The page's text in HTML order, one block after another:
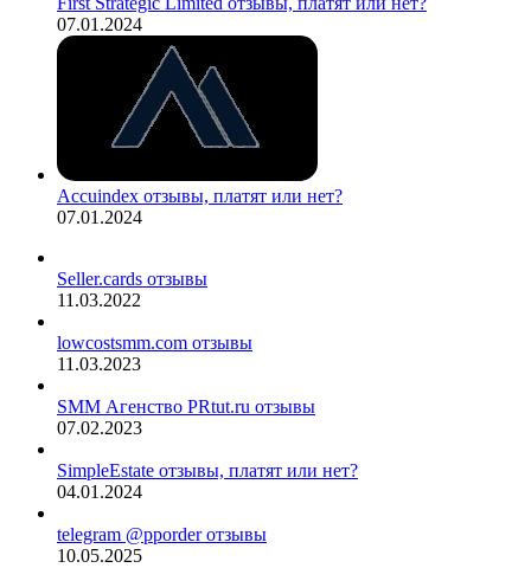
07.01.2024
Accuindex отзывы, платят или нет?
07.01.2024
Seller.cards отзывы
11.03.2022
lowcostsmm.com отзывы
11.03.2023
SMM Агенство PRtut.ru отзывы
07.02.2023
SimpleEstate отзывы, платят или нет?
04.01.2024
telegram @pporder отзывы
10.05.2025